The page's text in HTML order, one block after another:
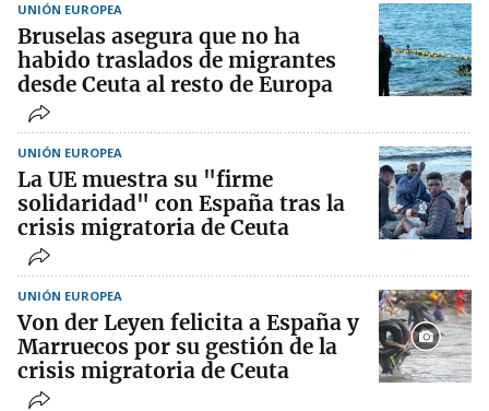
UNIÓN EUROPEA
Bruselas asegura que no ha
habido traslados de migrantes
desde Ceuta al resto de Europa
UNIÓN EUROPEA
La UE muestra su "firme
solidaridad" con España tras la
crisis migratoria de Ceuta
UNIÓN EUROPEA
Von der Leyen felicita a España y
Marruecos por su gestión de la
crisis migratoria de Ceuta